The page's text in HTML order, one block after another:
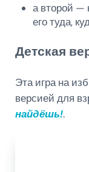
а второй —
его туда,
Детская
Эта игра на
версией для
найдёшь!.